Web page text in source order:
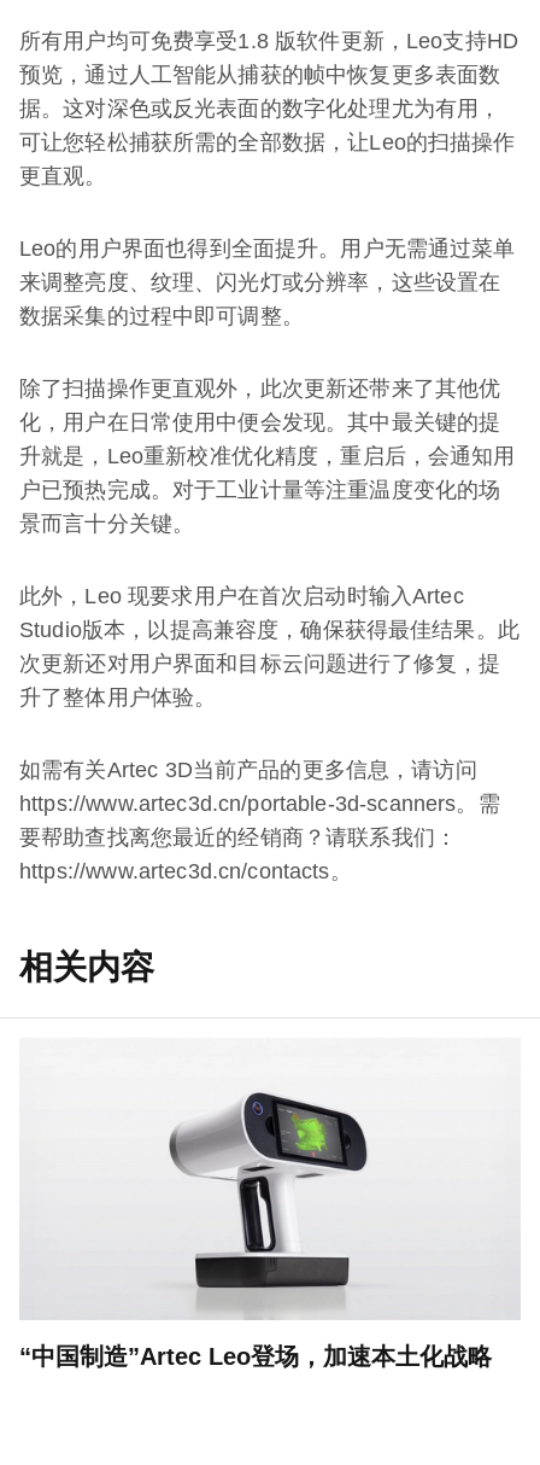
所有用户均可免费享受1.8 版软件更新，Leo支持HD
预览，通过人工智能从捕获的帧中恢复更多表面数
据。这对深色或反光表面的数字化处理尤为有用，
可让您轻松捕获所需的全部数据，让Leo的扫描操作
更直观。
Leo的用户界面也得到全面提升。用户无需通过菜单
来调整亮度、纹理、闪光灯或分辨率，这些设置在
数据采集的过程中即可调整。
除了扫描操作更直观外，此次更新还带来了其他优
化，用户在日常使用中便会发现。其中最关键的提
升就是，Leo重新校准优化精度，重启后，会通知用
户已预热完成。对于工业计量等注重温度变化的场
景而言十分关键。
此外，Leo 现要求用户在首次启动时输入Artec
Studio版本，以提高兼容度，确保获得最佳结果。此
次更新还对用户界面和目标云问题进行了修复，提
升了整体用户体验。
如需有关Artec 3D当前产品的更多信息，请访问
https://www.artec3d.cn/portable-3d-scanners。需
要帮助查找离您最近的经销商？请联系我们：
https://www.artec3d.cn/contacts。
相关内容
“中国制造”Artec Leo登场，加速本土化战略